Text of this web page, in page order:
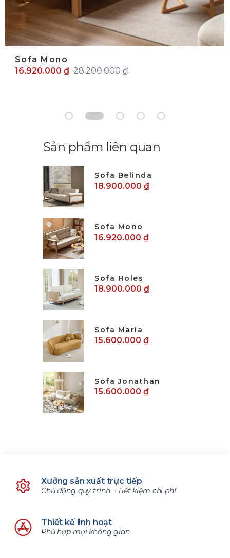
Sofa Mono
16.920.000 ₫ 28.200.000 ₫
Sản phẩm liên quan
Sofa Belinda
18.900.000 ₫
Sofa Mono
16.920.000 ₫
Sofa Holes
18.900.000 ₫
Sofa Maria
15.600.000 ₫
Sofa Jonathan
15.600.000 ₫
Xưởng sản xuất trực tiếp
Chủ động quy trình – Tiết kiệm chi phí
Thiết kế linh hoạt
Phù hợp mọi không gian